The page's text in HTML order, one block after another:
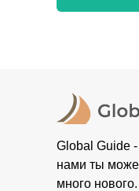
Global Guide
нами ты
много нового.